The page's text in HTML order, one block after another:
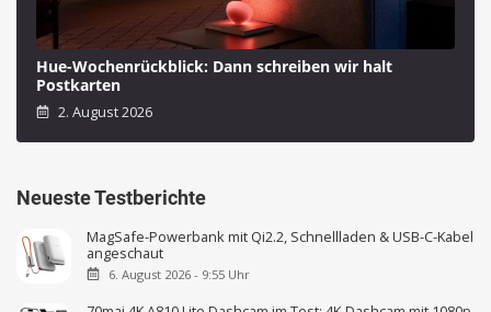
Hue-Wochenrückblick: Dann schreiben wir halt
Postkarten
2. August 2026
Neueste Testberichte
MagSafe-Powerbank mit Qi2.2, Schnellladen & USB-C-Kabel
angeschaut
6. August 2026 - 9:55 Uhr